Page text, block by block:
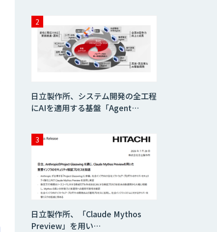
日立製作所、システム開発の全工程
にAIを適用する基盤「Agent…
日立製作所、「Claude Mythos
Preview」を用い…